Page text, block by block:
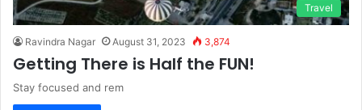
Travel
Ravindra Nagar August 31, 2023 3,874
Getting There is Half the FUN!
Stay focused and rem